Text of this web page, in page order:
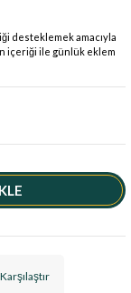
desteklemek amacıyla
içeriği ile günlük eklem
Karşılaştır